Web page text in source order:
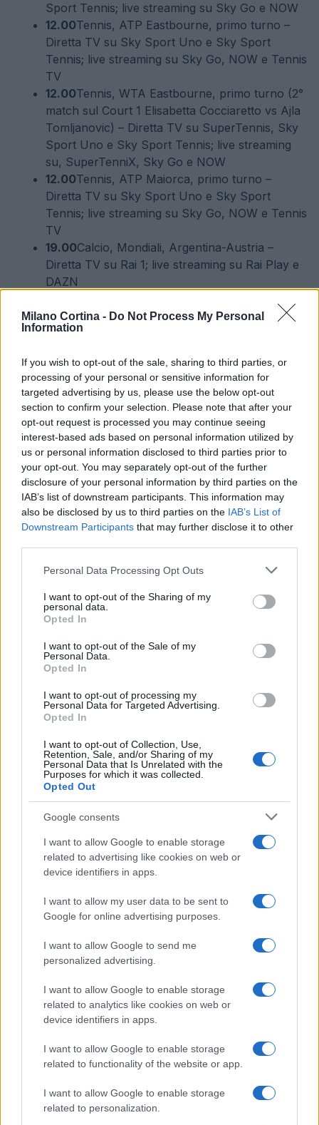
Milano Cortina - Do Not Process My Personal
Information
If you wish to opt-out of the sale, sharing to third parties, or
processing of your personal or sensitive information for
targeted advertising by us, please use the below opt-out
section to confirm your selection. Please note that after your
opt-out request is processed you may continue seeing
interest-based ads based on personal information utilized by
us or personal information disclosed to third parties prior to
your opt-out. You may separately opt-out of the further
disclosure of your personal information by third parties on the
IAB’s list of downstream participants. This information may
also be disclosed by us to third parties on the IAB’s List of
Downstream Participants that may further disclose it to other
Please note that this website/app uses one or more Google
not limited to your visit or usage behaviour. You may click to
grant or deny consent to Google and its third-party tags to
use your data for below specified purposes in below Google
consent section.
Personal Data Processing Opt Outs
I want to opt-out of the Sharing of my
personal data.
Opted In
I want to opt-out of the Sale of my
Personal Data.
Opted In
I want to opt-out of processing my
Personal Data for Targeted Advertising.
Opted In
I want to opt-out of Collection, Use,
Retention, Sale, and/or Sharing of my
Personal Data that Is Unrelated with the
Purposes for which it was collected.
Opted Out
Google consents
I want to allow Google to enable storage
related to advertising like cookies on web or
device identifiers in apps.
I want to allow my user data to be sent to
Google for online advertising purposes.
I want to allow Google to send me
personalized advertising.
I want to allow Google to enable storage
related to analytics like cookies on web or
device identifiers in apps.
I want to allow Google to enable storage
related to functionality of the website or app.
I want to allow Google to enable storage
related to personalization.
Sport Tennis; live streaming su Sky Go e NOW
12.00Tennis, ATP Eastbourne, primo turno –
Diretta TV su Sky Sport Uno e Sky Sport
Tennis; live streaming su Sky Go, NOW e Tennis
TV
12.00Tennis, WTA Eastbourne, primo turno (2°
match sul Court 1 Elisabetta Cocciaretto vs Ajla
Tomljanovic) – Diretta TV su SuperTennis, Sky
Sport Uno e Sky Sport Tennis; live streaming
su, SuperTenniX, Sky Go e NOW
12.00Tennis, ATP Maiorca, primo turno –
Diretta TV su Sky Sport Uno e Sky Sport
Tennis; live streaming su Sky Go, NOW e Tennis
TV
19.00Calcio, Mondiali, Argentina-Austria –
Diretta TV su Rai 1; live streaming su Rai Play e
DAZN
streaming su DAZN
seguire altre partite dei Mondiali, tra cui Norvegia-
Senegal alle 3.00 e Algeria-Giordania alle 6.00,
entrambe in diretta streaming su DAZN.
AUTORE
Beatrice Beretta
Beatrice Beretta, basata a Bologna, annotò
per la prima volta itinerari durante una notte al
portico di San Luca: da allora coordina
rubriche sui viaggi urbani. In redazione
promuove reportage su mobilità sostenibile e
bolognesi come talismano professionale.
Continua a leggere
DISCIPLINE